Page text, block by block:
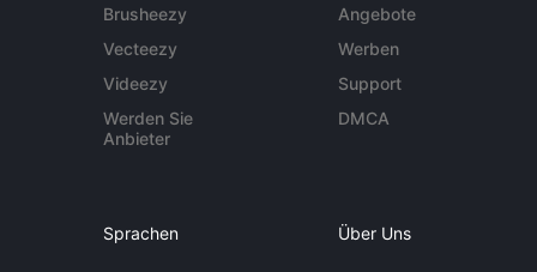
Brusheezy
Vecteezy
Videezy
Werden Sie
Anbieter
Angebote
Werben
Support
DMCA
Sprachen Über Uns